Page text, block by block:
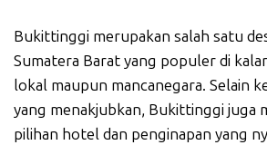
Bukittinggi merupakan salah satu
Sumatera Barat yang populer di
lokal maupun mancanegara. Selain
yang menakjubkan, Bukittinggi juga
pilihan hotel dan penginapan yang